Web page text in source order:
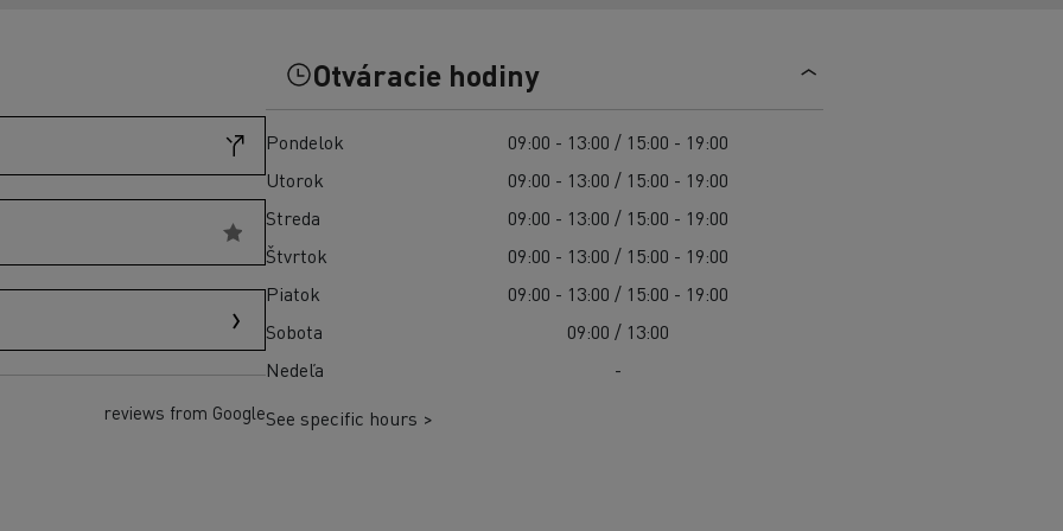
Optifleet portal
reviews from Google
Otváracie hodiny
Pondelok
09:00 - 13:00 / 15:00 - 19:00
Utorok
09:00 - 13:00 / 15:00 - 19:00
Streda
09:00 - 13:00 / 15:00 - 19:00
Štvrtok
09:00 - 13:00 / 15:00 - 19:00
Piatok
09:00 - 13:00 / 15:00 - 19:00
Sobota
09:00 / 13:00
Nedeľa
-
See specific hours >